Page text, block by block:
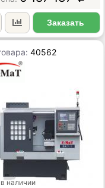
Заказать
40562
наличии